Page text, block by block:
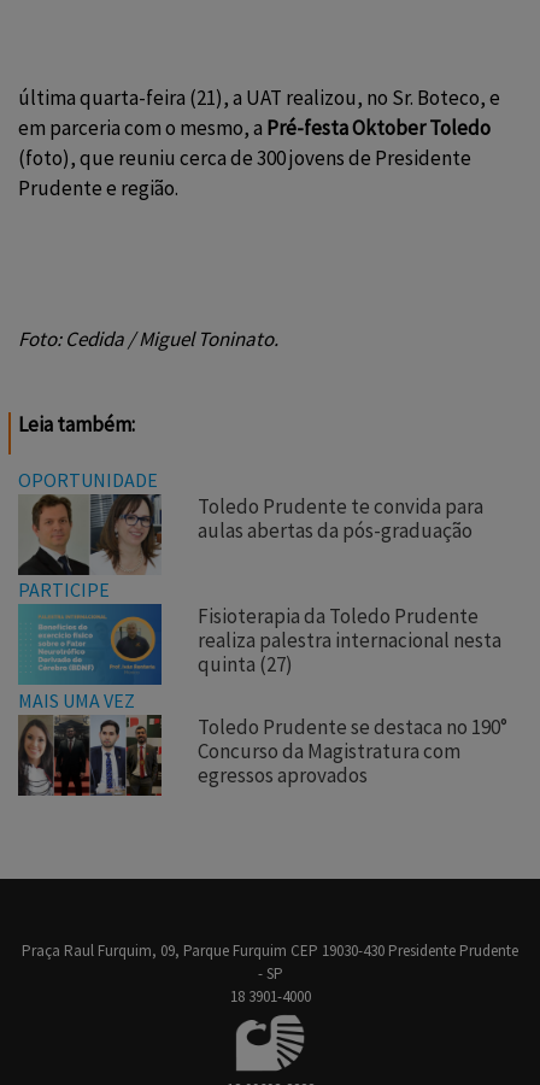
última quarta-feira (21), a UAT realizou, no Sr. Boteco, e
em parceria com o mesmo, a Pré-festa Oktober Toledo
(foto), que reuniu cerca de 300 jovens de Presidente
Prudente e região.
Foto: Cedida / Miguel Toninato.
Leia também:
OPORTUNIDADE
Toledo Prudente te convida para
aulas abertas da pós-graduação
PARTICIPE
Fisioterapia da Toledo Prudente
realiza palestra internacional nesta
quinta (27)
MAIS UMA VEZ
Toledo Prudente se destaca no 190°
Concurso da Magistratura com
egressos aprovados
Praça Raul Furquim, 09, Parque Furquim CEP 19030-430 Presidente Prudente
- SP
18 3901-4000